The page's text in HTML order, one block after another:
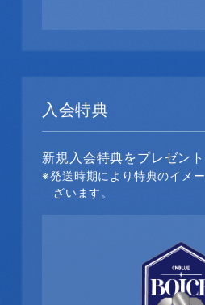
入会特典
新規入会特典をプレゼント
※発送時期により特典のイメ
ざいます。